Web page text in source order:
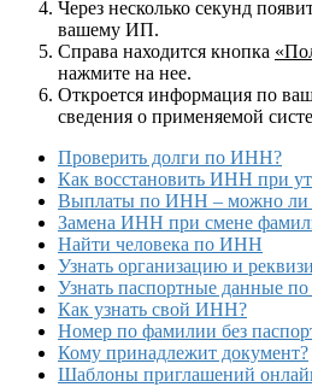
Через несколько секунд
вашему ИП.
Справа находится кнопка
нажмите на нее.
Откроется информация по
сведения о применяемой
Проверить долги по ИНН?
Как восстановить ИНН при
Выплаты по ИНН – можно ли
Замена ИНН при смене
Найти человека по ИНН
Узнать организацию и
Узнать паспортные данные
Как узнать свой ИНН?
Номер по фамилии без
Кому принадлежит документ?
Шаблоны приглашений